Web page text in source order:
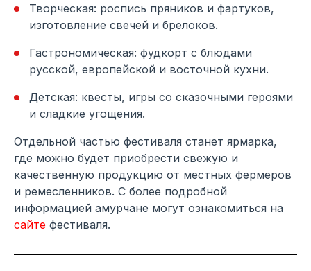
Творческая: роспись пряников и фартуков,
изготовление свечей и брелоков.
Гастрономическая: фудкорт с блюдами
русской, европейской и восточной кухни.
Детская: квесты, игры со сказочными героями
и сладкие угощения.
Отдельной частью фестиваля станет ярмарка,
где можно будет приобрести свежую и
качественную продукцию от местных фермеров
и ремесленников. С более подробной
информацией амурчане могут ознакомиться на
сайте фестиваля.